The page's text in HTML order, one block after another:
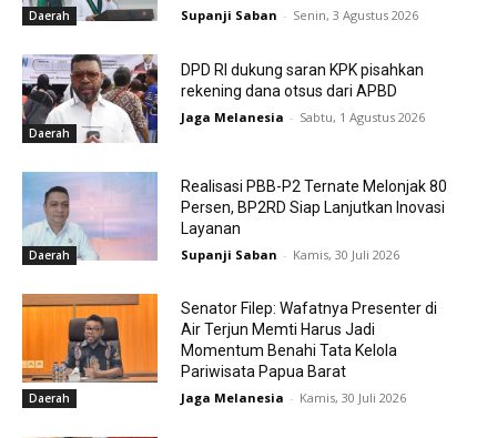
Daerah Supanji Saban - Senin, 3 Agustus 2026
Daerah
DPD RI dukung saran KPK pisahkan
rekening dana otsus dari APBD
Jaga Melanesia - Sabtu, 1 Agustus 2026
Daerah
Realisasi PBB-P2 Ternate Melonjak 80
Persen, BP2RD Siap Lanjutkan Inovasi
Layanan
Supanji Saban - Kamis, 30 Juli 2026
Daerah
Senator Filep: Wafatnya Presenter di
Air Terjun Memti Harus Jadi
Momentum Benahi Tata Kelola
Pariwisata Papua Barat
Jaga Melanesia - Kamis, 30 Juli 2026